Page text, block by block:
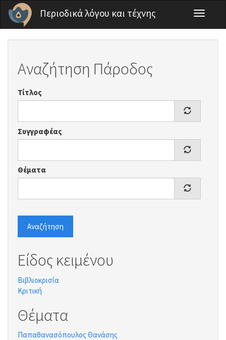
Παράκαμψη προς το κυρίως περιεχόμενο
Περιοδικά λόγου και τέχνης
Toggle
Αναζήτηση Πάροδος
Τίτλος
Συγγραφέας
Θέματα
Αναζήτηση
Είδος κειμένου
Βιβλιοκρισία
Κριτική
Θέματα
Παπαθανασόπουλος Θανάσης